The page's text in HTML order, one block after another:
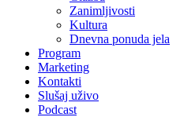
Zanimljivosti
Kultura
Dnevna ponuda jela
Program
Marketing
Kontakti
Slušaj uživo
Podcast